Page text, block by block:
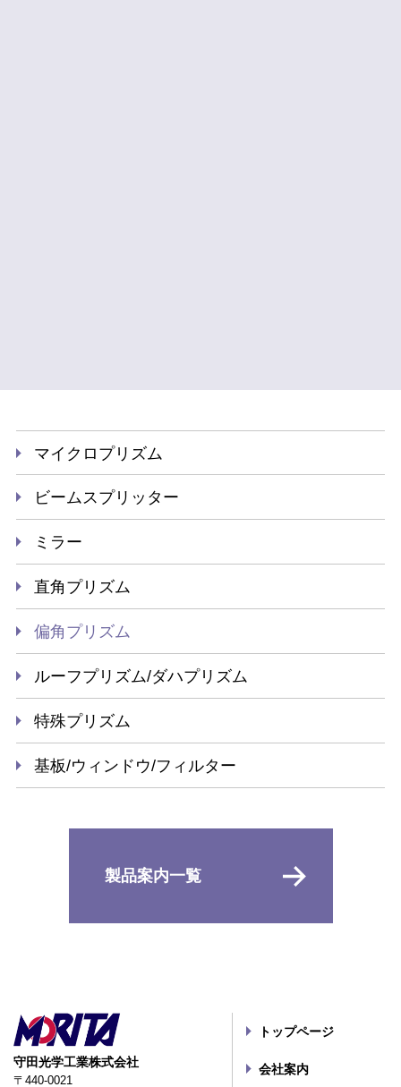
マイクロプリズム
ビームスプリッター
ミラー
直角プリズム
偏角プリズム
ルーフプリズム/ダハプリズム
特殊プリズム
基板/ウィンドウ/フィルター
製品案内一覧
守田光学工業株式会社
〒440-0021
トップページ
会社案内